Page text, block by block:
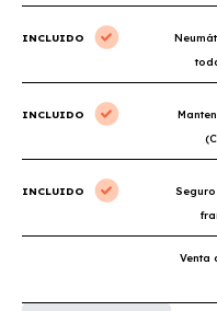
INCLUIDO
INCLUIDO
INCLUIDO
Venta